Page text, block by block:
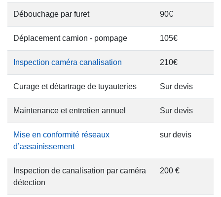
Débouchage par furet 90€
Déplacement camion - pompage 105€
Inspection caméra canalisation 210€
Curage et détartrage de tuyauteries Sur devis
Maintenance et entretien annuel Sur devis
Mise en conformité réseaux
d’assainissement
sur devis
Inspection de canalisation par caméra
détection
200 €